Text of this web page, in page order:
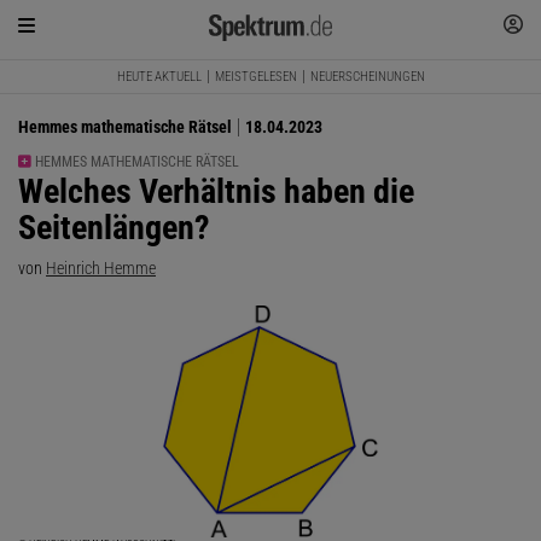
HEUTE AKTUELL MEISTGELESEN NEUERSCHEINUNGEN
Hemmes mathematische Rätsel 18.04.2023
HEMMES MATHEMATISCHE RÄTSEL
:
Welches Verhältnis haben die
Seitenlängen?
von Heinrich Hemme